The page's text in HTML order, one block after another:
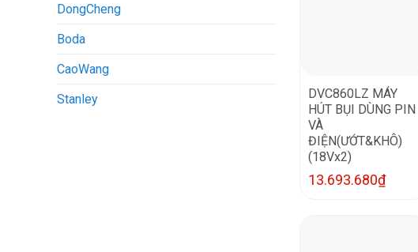
DongCheng
Boda
CaoWang
Stanley
DVC860LZ MÁY
HÚT BỤI DÙNG PIN
VÀ
ĐIỆN(ƯỚT&KHÔ)
(18Vx2)
13.693.680₫